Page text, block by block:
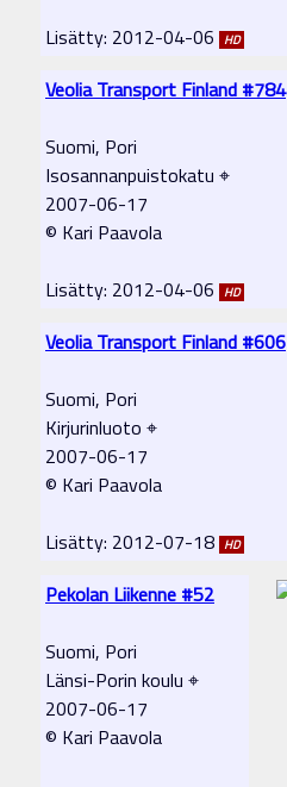
Lisätty: 2012-04-06 HD
Veolia Transport Finland #784
Suomi, Pori
Isosannanpuistokatu ⌖
2007-06-17
© Kari Paavola
Lisätty: 2012-04-06 HD
Veolia Transport Finland #606
Suomi, Pori
Kirjurinluoto ⌖
2007-06-17
© Kari Paavola
Lisätty: 2012-07-18 HD
Pekolan Liikenne #52
Suomi, Pori
Länsi-Porin koulu ⌖
2007-06-17
© Kari Paavola